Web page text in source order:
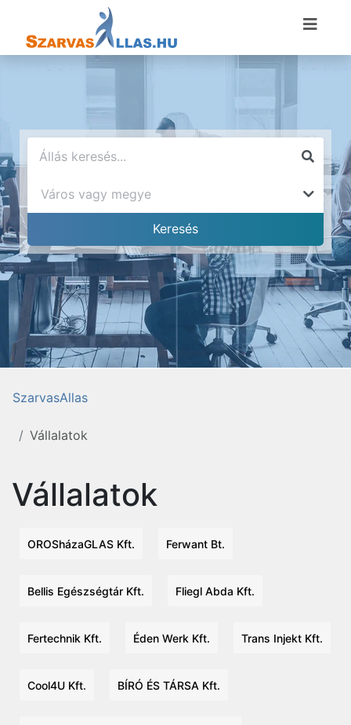
SzarvasAllas
Vállalatok
Vállalatok
OROSházaGLAS Kft. Ferwant Bt.
Bellis Egészségtár Kft. Fliegl Abda Kft.
Fertechnik Kft. Éden Werk Kft. Trans Injekt Kft.
Cool4U Kft. BÍRÓ ÉS TÁRSA Kft.